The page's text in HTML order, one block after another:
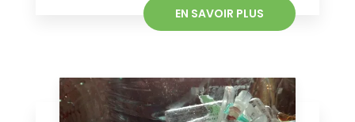
EN SAVOIR PLUS